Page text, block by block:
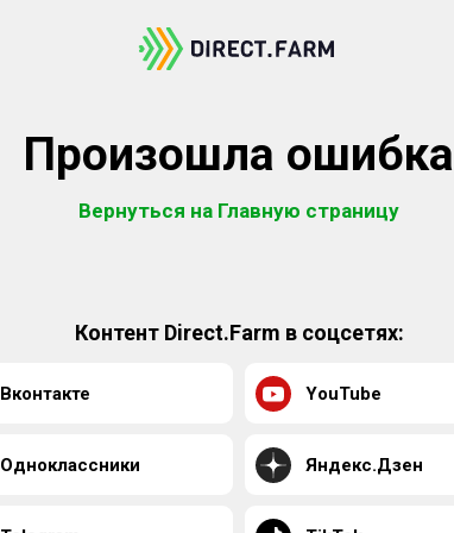
Произошла ошибка
Вернуться на Главную страницу
Контент Direct.Farm в соцсетях:
Вконтакте YouTube
Одноклассники Яндекс.Дзен